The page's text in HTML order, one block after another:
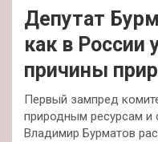
Депутат
как в России
причины
Первый зампред
природным ресурсам
Владимир Бурматов